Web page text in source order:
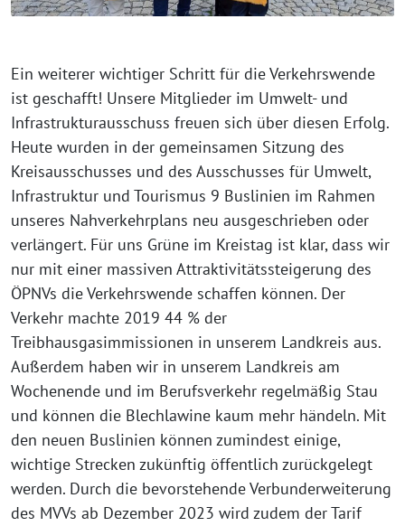
Ein weiterer wichtiger Schritt für die Verkehrswende
ist geschafft! Unsere Mitglieder im Umwelt- und
Infrastrukturausschuss freuen sich über diesen Erfolg.
Heute wurden in der gemeinsamen Sitzung des
Kreisausschusses und des Ausschusses für Umwelt,
Infrastruktur und Tourismus 9 Buslinien im Rahmen
unseres Nahverkehrplans neu ausgeschrieben oder
verlängert. Für uns Grüne im Kreistag ist klar, dass wir
nur mit einer massiven Attraktivitätssteigerung des
ÖPNVs die Verkehrswende schaffen können. Der
Verkehr machte 2019 44 % der
Treibhausgasimmissionen in unserem Landkreis aus.
Außerdem haben wir in unserem Landkreis am
Wochenende und im Berufsverkehr regelmäßig Stau
und können die Blechlawine kaum mehr händeln. Mit
den neuen Buslinien können zumindest einige,
wichtige Strecken zukünftig öffentlich zurückgelegt
werden. Durch die bevorstehende Verbunderweiterung
des MVVs ab Dezember 2023 wird zudem der Tarif